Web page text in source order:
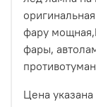
фару
фары,
Цена